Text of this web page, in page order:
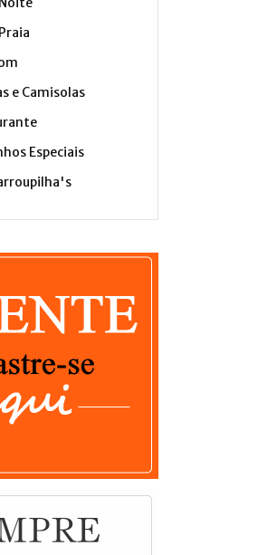
e Camisolas
Especiais